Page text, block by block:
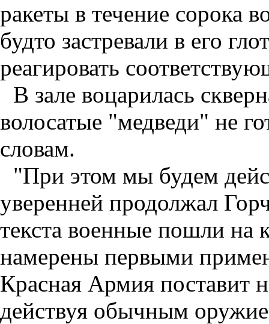
ракеты в течение сорока
будто застревали в его
реагировать
В зале воцарилась
волосатые "медведи" не
словам.
"При этом мы будем
уверенней продолжал
текста военные пошли
намерены первыми
Красная Армия поставит
действуя обычным